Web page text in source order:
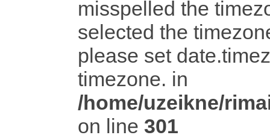
misspelled the
selected the
please set
timezone. in
/home/uzeikne/
on line 301